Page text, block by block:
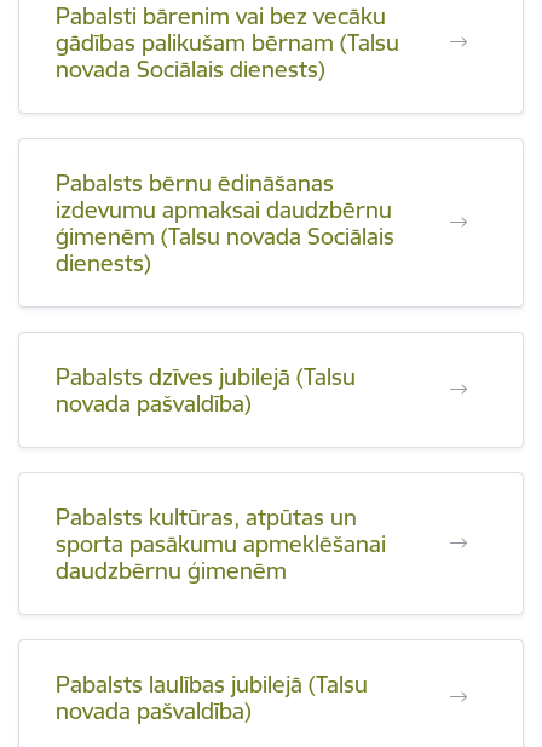
Pabalsti bārenim vai bez vecāku
gādības palikušam bērnam (Talsu
novada Sociālais dienests)
Pabalsts bērnu ēdināšanas
izdevumu apmaksai daudzbērnu
ģimenēm (Talsu novada Sociālais
dienests)
Pabalsts dzīves jubilejā (Talsu
novada pašvaldība)
Pabalsts kultūras, atpūtas un
sporta pasākumu apmeklēšanai
daudzbērnu ģimenēm
Pabalsts laulības jubilejā (Talsu
novada pašvaldība)